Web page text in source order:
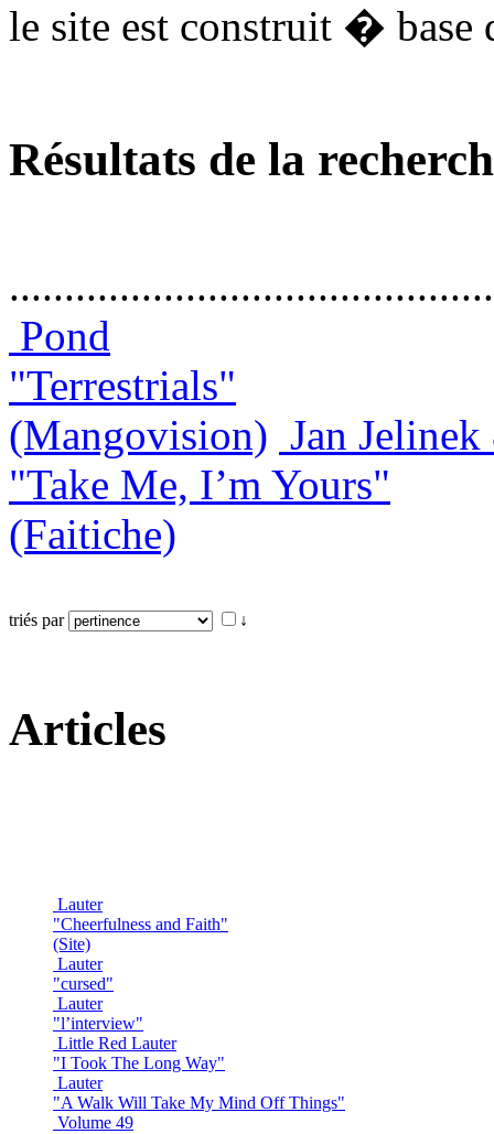
le site est construit � base
Résultats de la
Pond
"Terrestrials"
(Mangovision) Jan
"Take Me, I’m Yours"
(Faitiche)
triés par ↓
Articles
Lauter
"Cheerfulness and Faith"
(Site)
Lauter
"cursed"
Lauter
"l’interview"
Little Red Lauter
"I Took The Long Way"
Lauter
"A Walk Will Take My Mind Off Things"
Volume 49